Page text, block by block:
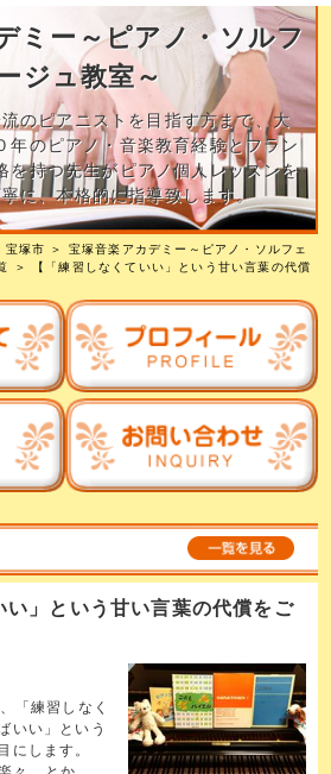
ミー～ピアノ・ソルフ
ジュ教室～
のピアニストを目指す方まで、大
年のピアノ・音楽教育経験とフラン
を持つ先生がピアノ個人レッスンを
に、本格的に指導致します。
宝塚市 ＞ 宝塚音楽アカデミー～ピアノ・ソルフェ
＞ 【「練習しなくていい」という甘い言葉の代償
い」という甘い言葉の代償をご
「練習しなく
いい」という
にします。